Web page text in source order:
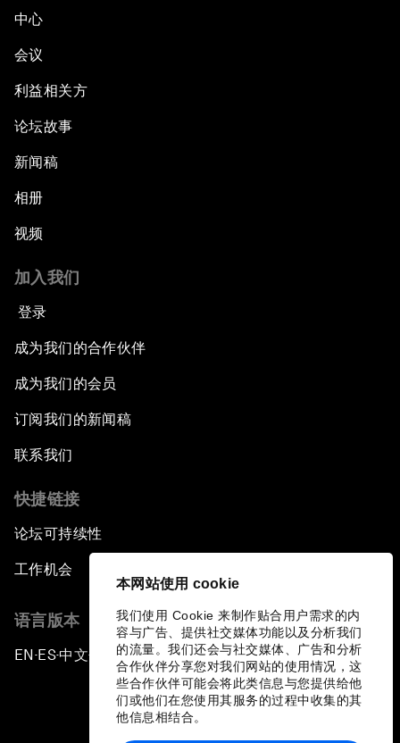
本网站使用 cookie
我们使用 Cookie 来制作贴合用户需求的内
容与广告、提供社交媒体功能以及分析我们
的流量。我们还会与社交媒体、广告和分析
合作伙伴分享您对我们网站的使用情况，这
些合作伙伴可能会将此类信息与您提供给他
们或他们在您使用其服务的过程中收集的其
他信息相结合。
中心
会议
利益相关方
论坛故事
新闻稿
相册
视频
加入我们
登录
成为我们的合作伙伴
成为我们的会员
订阅我们的新闻稿
联系我们
快捷链接
论坛可持续性
工作机会
语言版本
EN ▪ ES▪中文▪ 日本語